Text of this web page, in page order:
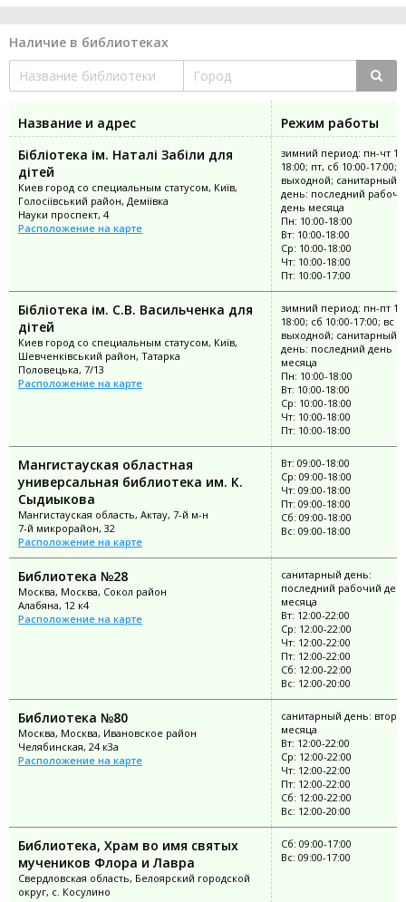
Наличие в библиотеках
Название и адрес
Режим работы
Бібліотека ім. Наталі Забіли для
дітей
Киев город со специальным статусом, Київ,
Голосіївський район, Деміївка
Науки проспект, 4
Расположение на карте
зимний период: пн-чт
18:00; пт, сб 10:00-17:00;
выходной; санитарный
день: последний
день месяца
Пн: 10:00-18:00
Вт: 10:00-18:00
Ср: 10:00-18:00
Чт: 10:00-18:00
Пт: 10:00-17:00
Бібліотека ім. С.В. Васильченка для
дітей
Киев город со специальным статусом, Київ,
Шевченківський район, Татарка
Половецька, 7/13
Расположение на карте
зимний период: пн-пт
18:00; сб 10:00-17:00; вс
выходной; санитарный
день: последний день
месяца
Пн: 10:00-18:00
Вт: 10:00-18:00
Ср: 10:00-18:00
Чт: 10:00-18:00
Пт: 10:00-18:00
Мангистауская областная
универсальная библиотека им. К.
Сыдиыкова
Мангистауская область, Актау, 7-й м-н
7-й микрорайон, 32
Расположение на карте
Вт: 09:00-18:00
Ср: 09:00-18:00
Чт: 09:00-18:00
Пт: 09:00-18:00
Сб: 09:00-18:00
Вс: 09:00-18:00
Библиотека №28
Москва, Москва, Сокол район
Алабяна, 12 к4
Расположение на карте
санитарный день:
последний рабочий
месяца
Вт: 12:00-22:00
Ср: 12:00-22:00
Чт: 12:00-22:00
Пт: 12:00-22:00
Сб: 12:00-22:00
Вс: 12:00-20:00
Библиотека №80
Москва, Москва, Ивановское район
Челябинская, 24 к3а
Расположение на карте
санитарный день:
месяца
Вт: 12:00-22:00
Ср: 12:00-22:00
Чт: 12:00-22:00
Пт: 12:00-22:00
Сб: 12:00-22:00
Вс: 12:00-20:00
Библиотека, Храм во имя святых
мучеников Флора и Лавра
Свердловская область, Белоярский городской
округ, с. Косулино
Сб: 09:00-17:00
Вс: 09:00-17:00